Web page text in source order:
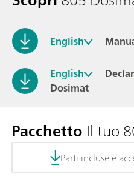
English
English
Dosimat
Pacchetto Il tuo
Parti incluse e